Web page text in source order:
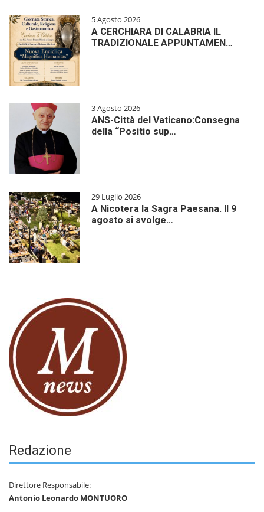
5 Agosto 2026
A CERCHIARA DI CALABRIA IL
TRADIZIONALE APPUNTAMEN…
3 Agosto 2026
ANS-Città del Vaticano:Consegna
della “Positio sup…
29 Luglio 2026
A Nicotera la Sagra Paesana. Il 9
agosto si svolge…
Redazione
Direttore Responsabile:
Antonio Leonardo MONTUORO